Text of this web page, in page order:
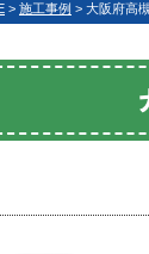
> 施工事例 > 大阪府高